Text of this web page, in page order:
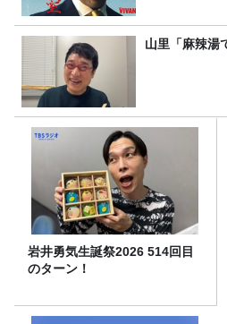
山里「麻辣湯
岩井勇気生誕祭2026 514回目
のターン！